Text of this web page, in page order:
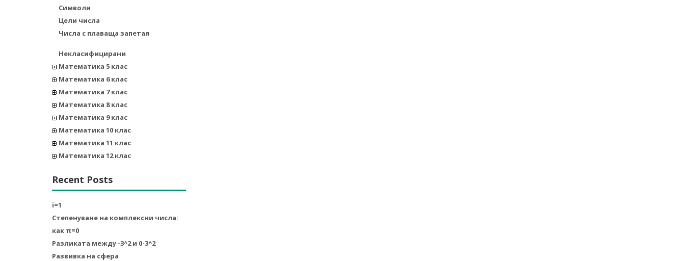
Символи
Цели числа
Числа с плаваща запетая
Некласифицирани
Математика 5 клас
Математика 6 клас
Математика 7 клас
Математика 8 клас
Математика 9 клас
Математика 10 клас
Математика 11 клас
Математика 12 клас
Recent Posts
i=1
Степенуване на комплексни числа:
как π=0
Разликата между -3^2 и 0-3^2
Развивка на сфера